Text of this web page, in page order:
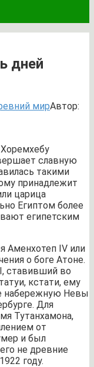
дней
мирАвтор:
славную
такими
принадлежит
царица
Египтом более
египетским
Аменхотеп IV или
о боге Атоне.
ставивший во
кстати, ему
набережную Невы
Для
Тутанхамона,
от
и был
не древние
году.